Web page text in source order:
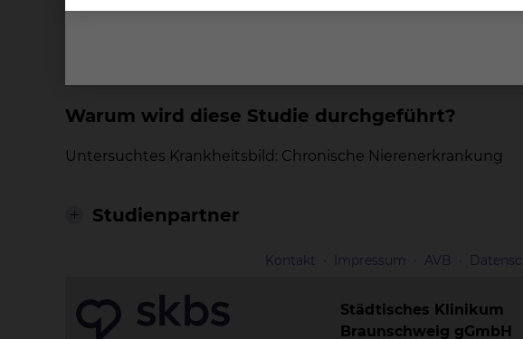
Was sind die wichtigsten Merkmale der
Warum wird diese Studie durchgeführt?
Untersuchtes Krankheitsbild: Chronische Nierenerkrankung
Studienpartner
Kontakt Impressum AVB
Städtisches Klinikum
Braunschweig gGmbH